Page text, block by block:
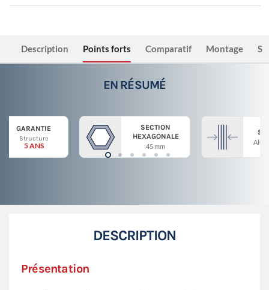
Description Points forts Comparatif Montage
EN RÉSUMÉ
GARANTIE
Structure
5 ANS
SECTION
HEXAGONALE
45 mm
DESCRIPTION
Présentation